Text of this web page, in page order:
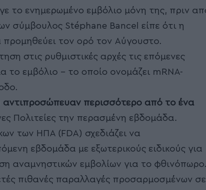
το ενημερωμένο εμβόλιο μόνη της, πριν
σύμβουλος Stéphane Bancel είπε ότι η
προμηθεύει τον ορό τον Αύγουστο.
στις ρυθμιστικές αρχές τις επόμενες
το εμβόλιο – το οποίο ονομάζει mRNA-
αντιπροσώπευαν περισσότερο από το ένα
Πολιτείες την περασμένη εβδομάδα.
των ΗΠΑ (FDA) σχεδιάζει να
εβδομάδα με εξωτερικούς ειδικούς για
αναμνηστικών εμβολίων για το φθινόπωρο.
πιθανές παραλλαγές προσαρμοσμένων σε